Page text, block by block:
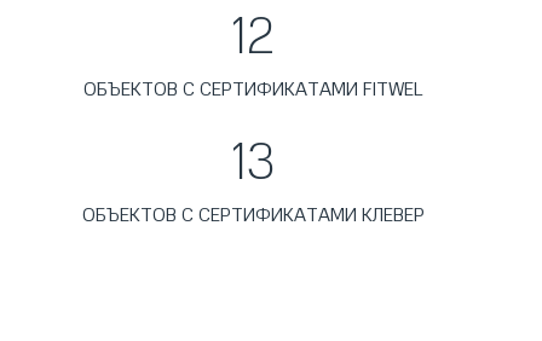
12
ОБЪЕКТОВ С СЕРТИФИКАТАМИ FITWEL
13
ОБЪЕКТОВ С СЕРТИФИКАТАМИ КЛЕВЕР